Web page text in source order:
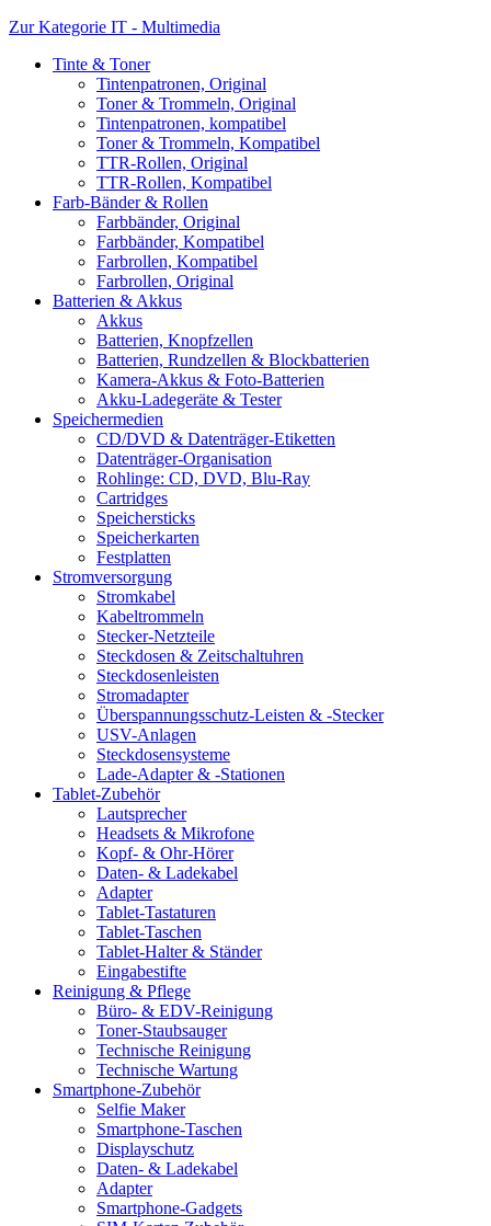
Zur Kategorie IT - Multimedia
Tinte & Toner
Tintenpatronen, Original
Toner & Trommeln, Original
Tintenpatronen, kompatibel
Toner & Trommeln, Kompatibel
TTR-Rollen, Original
TTR-Rollen, Kompatibel
Farb-Bänder & Rollen
Farbbänder, Original
Farbbänder, Kompatibel
Farbrollen, Kompatibel
Farbrollen, Original
Batterien & Akkus
Akkus
Batterien, Knopfzellen
Batterien, Rundzellen & Blockbatterien
Kamera-Akkus & Foto-Batterien
Akku-Ladegeräte & Tester
Speichermedien
CD/DVD & Datenträger-Etiketten
Datenträger-Organisation
Rohlinge: CD, DVD, Blu-Ray
Cartridges
Speichersticks
Speicherkarten
Festplatten
Stromversorgung
Stromkabel
Kabeltrommeln
Stecker-Netzteile
Steckdosen & Zeitschaltuhren
Steckdosenleisten
Stromadapter
Überspannungsschutz-Leisten & -Stecker
USV-Anlagen
Steckdosensysteme
Lade-Adapter & -Stationen
Tablet-Zubehör
Lautsprecher
Headsets & Mikrofone
Kopf- & Ohr-Hörer
Daten- & Ladekabel
Adapter
Tablet-Tastaturen
Tablet-Taschen
Tablet-Halter & Ständer
Eingabestifte
Reinigung & Pflege
Büro- & EDV-Reinigung
Toner-Staubsauger
Technische Reinigung
Technische Wartung
Smartphone-Zubehör
Selfie Maker
Smartphone-Taschen
Displayschutz
Daten- & Ladekabel
Adapter
Smartphone-Gadgets